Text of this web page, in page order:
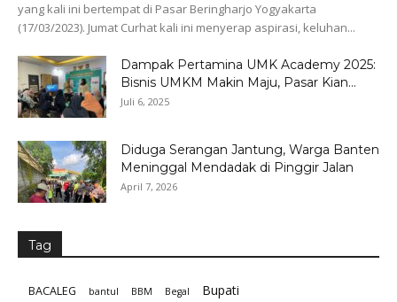
yang kali ini bertempat di Pasar Beringharjo Yogyakarta
(17/03/2023). Jumat Curhat kali ini menyerap aspirasi, keluhan...
Dampak Pertamina UMK Academy 2025:
Bisnis UMKM Makin Maju, Pasar Kian...
Juli 6, 2025
Diduga Serangan Jantung, Warga Banten
Meninggal Mendadak di Pinggir Jalan
April 7, 2026
Tag
BACALEG bantul BBM Begal Bupati